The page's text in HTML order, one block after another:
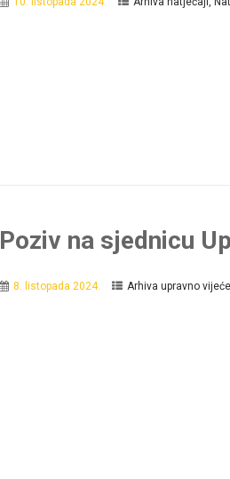
Poziv na sjednicu
8. listopada 2024. Arhiva upravno